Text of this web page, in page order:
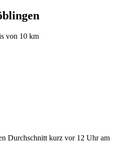
von 10 km
Durchschnitt kurz vor 12 Uhr am